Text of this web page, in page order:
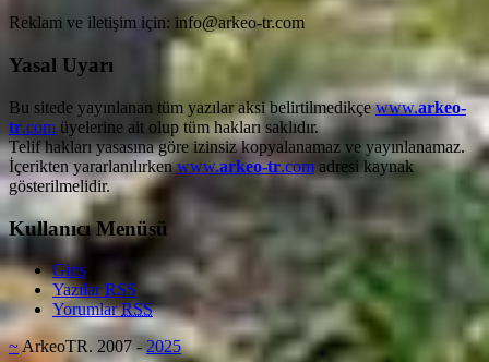
Reklam ve iletişim için: info@arkeo-tr.com
Yasal Uyarı
Bu sitede yayınlanan tüm yazılar aksi belirtilmedikçewww.arkeo-
tr.com üyelerine ait olup tüm hakları saklıdır.
Telif hakları yasasına göre izinsiz kopyalanamaz ve yayınlanamaz.
İçerikten yararlanılırkenwww.arkeo-tr.com adresi kaynak
gösterilmelidir.
Kullanıcı Menüsü
Giriş
YazılarRSS
YorumlarRSS
~ArkeoTR. 2007 - 2025